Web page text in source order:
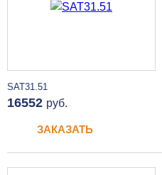
SAT31.51
16552 руб.
ЗАКАЗАТЬ